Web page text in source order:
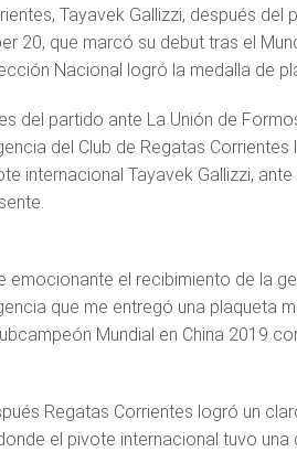
Tayavek Gallizzi, después
20, que marcó su debut tras el
Nacional logró la medalla de
del partido ante La Unión de
del Club de Regatas
internacional Tayavek Gallizzi,
emocionante el recibimiento de la
que me entregó una plaqueta
Mundial en China 2019
Regatas Corrientes logró un
el pivote internacional tuvo